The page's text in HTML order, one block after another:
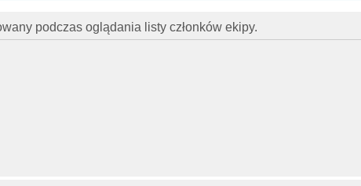
podczas oglądania listy członków ekipy.